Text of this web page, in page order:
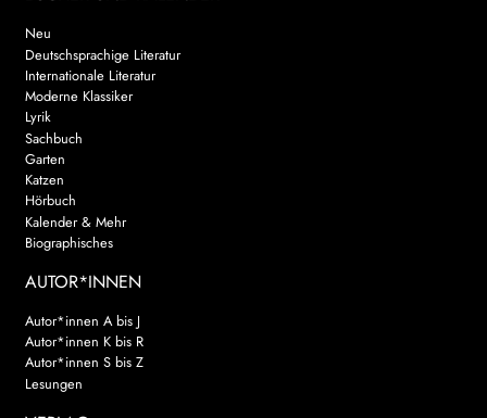
Neu
Deutschsprachige Literatur
Internationale Literatur
Moderne Klassiker
Lyrik
Sachbuch
Garten
Katzen
Hörbuch
Kalender & Mehr
Biographisches
AUTOR*INNEN
Autor*innen A bis J
Autor*innen K bis R
Autor*innen S bis Z
Lesungen